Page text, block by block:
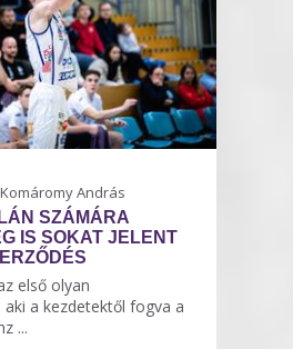
András
SZÁMÁRA
IS SOKAT JELENT
első olyan
a kezdetektől fogva a
...